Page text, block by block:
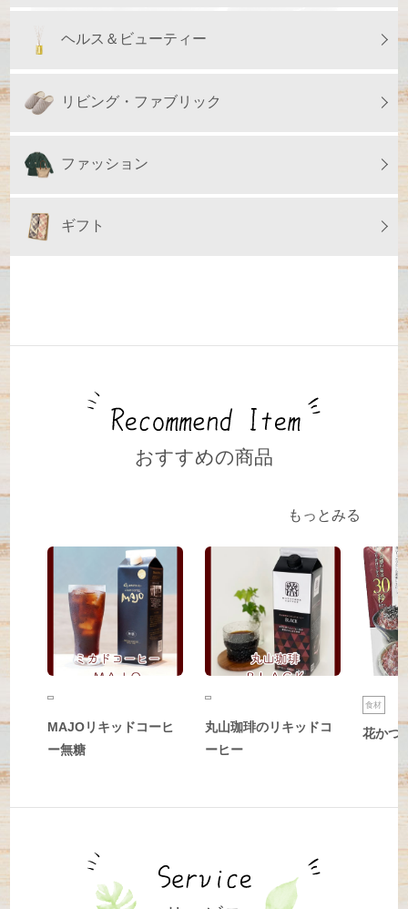
ヘルス＆ビューティー
リビング・ファブリック
ファッション
ギフト
おすすめの商品
もっとみる
MAJOリキッドコーヒ
ー無糖
丸山珈琲のリキッドコ
ーヒー
食材
花かつ